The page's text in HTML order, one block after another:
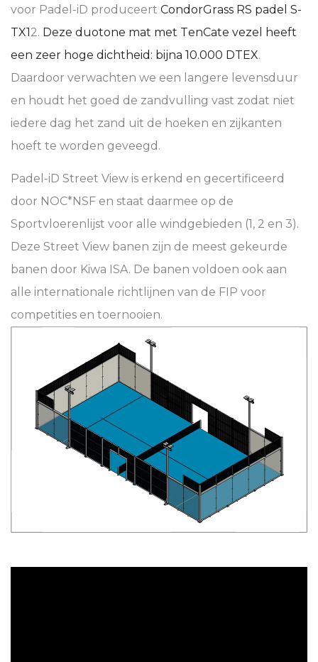
voor Padel-iD produceert CondorGrass RS padel S-
TX12. Deze duotone mat met TenCate vezel heeft
een zeer hoge dichtheid: bijna 10.000 DTEX.
Daardoor verwachten we een langere levensduur
en houdt het goed de zandvulling vast zodat niet
iedere dag het zand uit de hoeken en zijkanten
hoeft te worden geveegd.
Padel-iD Street View is erkend en gecertificeerd
door NOC*NSF en staat daarmee op de
Sportvloerenlijst voor alle windgebieden (1, 2 en 3).
Deze Street View banen zijn de meest gekeurde
banen door Kiwa ISA. De banen voldoen ook aan
alle internationale richtlijnen van de FIP voor
competities en toernooien.